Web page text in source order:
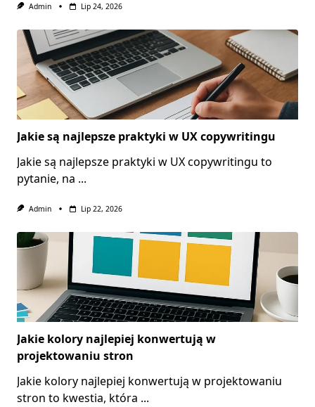
Admin Lip 24, 2026
Jakie są najlepsze praktyki w UX copywritingu
Jakie są najlepsze praktyki w UX copywritingu to
pytanie, na ...
Admin Lip 22, 2026
Jakie kolory najlepiej konwertują w
projektowaniu stron
Jakie kolory najlepiej konwertują w projektowaniu
stron to kwestia, która ...